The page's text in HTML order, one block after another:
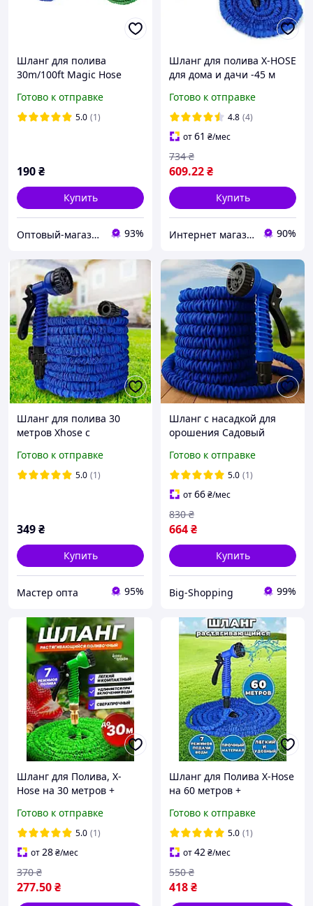
Шланг для полива
30m/100ft Magic Hose
Готово к отправке
5.0 (1)
190₴
Купить
Оптовый-магазин "Юг-Опт" 93%
Шланг для полива X-HOSE
для дома и дачи -45 м
подарок!
Готово к отправке
4.8 (4)
от61 ₴/мес
609.22₴
734 ₴
Купить
Интернет магазин бытовой техники "Скидка24" 90%
Шланг для полива 30
метров Xhose с
3/4"
Готово к отправке
5.0 (1)
349₴
Купить
Мастер опта 95%
Шланг с насадкой для
орошения Садовый
растягивающий 75
метров Растягивающийся
шланг xhose Чудо шланг
xhose 75м
Готово к отправке
5.0 (1)
от66₴/мес
664₴
830 ₴
Купить
Big-Shopping 99%
Шланг для Полива, X-
Hose на 30 метров +
шланг, шланг тканевый
шланг
Готово к отправке
5.0 (1)
от28₴/мес
277.50₴
370 ₴
Шланг для Полива X-Hose
на 60 метров +
растяжной шланг, шланг
тканевый
Готово к отправке
5.0 (1)
от42₴/мес
418₴
550 ₴